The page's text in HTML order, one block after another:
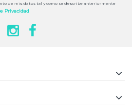
de mis datos tal y como se describe anteriormente
Privacidad